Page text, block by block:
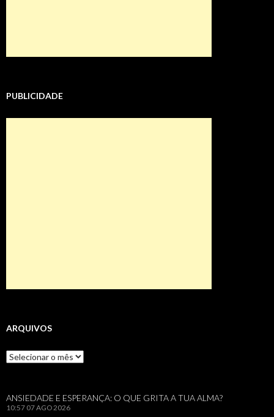
PUBLICIDADE
ARQUIVOS
Arquivos
ANSIEDADE E ESPERANÇA: O QUE GRITA A TUA ALMA?
10:57 07 AGO 2026